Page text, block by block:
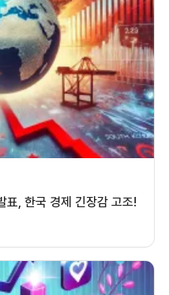
, 한국 경제 긴장감 고조!